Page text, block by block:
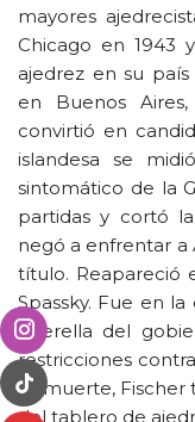
mayores
Chicago en 1943
ajedrez en su
en Buenos
convirtió en
islandesa se
sintomático de la
partidas y cortó
negó a enfrentar a
título. Reapareció
Spassky. Fue en
querella del
restricciones
su muerte, Fischer
del tablero de